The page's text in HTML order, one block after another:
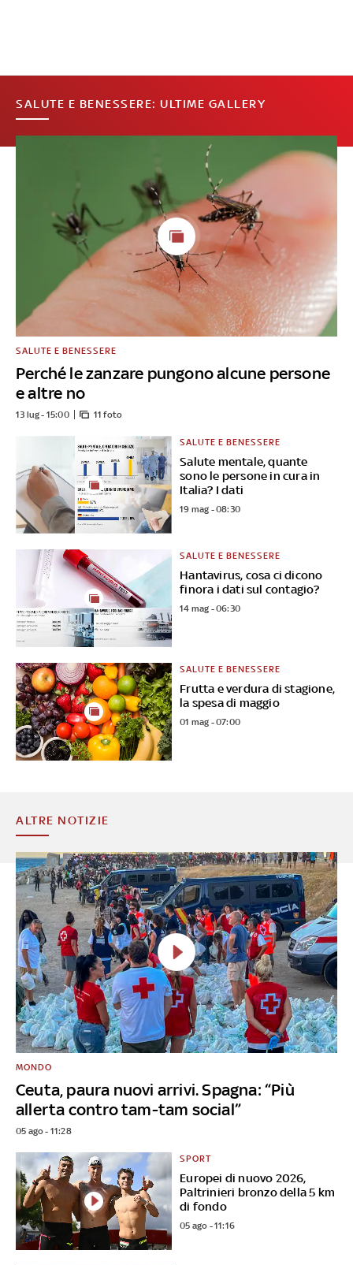
SALUTE E BENESSERE: ULTIME GALLERY
Perché le zanzare pungono alcune persone
e altre no
SALUTE E BENESSERE
13 lug - 15:00 11 foto
Salute mentale, quante
sono le persone in cura in
Italia? I dati
SALUTE E BENESSERE
19 mag - 08:30
Hantavirus, cosa ci dicono
finora i dati sul contagio?
SALUTE E BENESSERE
14 mag - 06:30
Frutta e verdura di stagione,
la spesa di maggio
SALUTE E BENESSERE
01 mag - 07:00
ALTRE NOTIZIE
Ceuta, paura nuovi arrivi. Spagna: “Più
allerta contro tam-tam social”
MONDO
05 ago - 11:28
Europei di nuovo 2026,
Paltrinieri bronzo della 5 km
di fondo
SPORT
05 ago - 11:16